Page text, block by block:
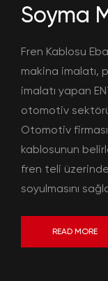
Soyma
Fren Kablosu
makina imalatı,
imalatı yapan
otomotiv
Otomotiv
kablosunun
fren teli
soyulmasını
READ MORE